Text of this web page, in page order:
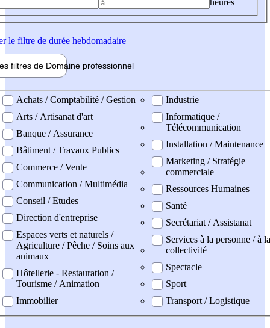
heures
le filtre de durée hebdomadaire
filtres de Domaine professionnel
professionel
Achats / Comptabilité / Gestion
Arts / Artisanat d'art
Banque / Assurance
Bâtiment / Travaux Publics
Commerce / Vente
Communication / Multimédia
Conseil / Etudes
Direction d'entreprise
Espaces verts et naturels /
Agriculture / Pêche / Soins aux
animaux
Hôtellerie - Restauration /
Tourisme / Animation
Immobilier
Industrie
Informatique /
Télécommunication
Installation / Maintenance
Marketing / Stratégie
commerciale
Ressources Humaines
Santé
Secrétariat / Assistanat
Services à la personne / à la
collectivité
Spectacle
Sport
Transport / Logistique